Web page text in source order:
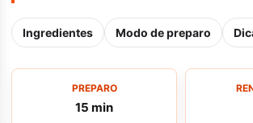
Ingredientes Modo de preparo
PREPARO
15 min